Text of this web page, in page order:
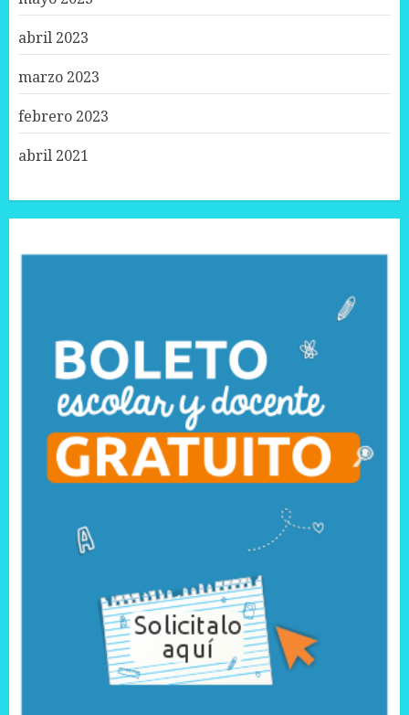
abril 2023
marzo 2023
febrero 2023
abril 2021